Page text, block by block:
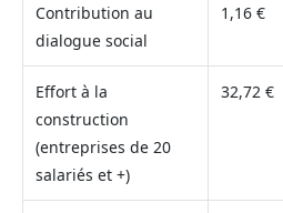
Contribution au
dialogue social
1,16 €
Effort à la
construction
(entreprises de 20
salariés et +)
32,72 €